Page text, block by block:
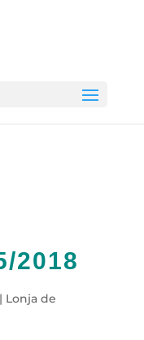
2018
Lonja de